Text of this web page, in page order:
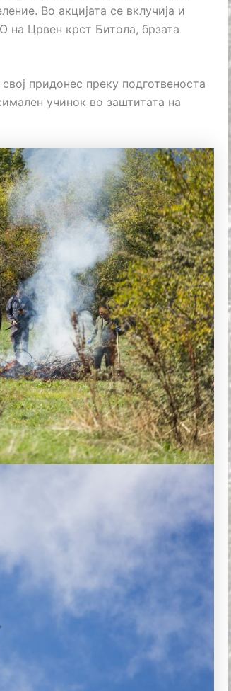
Во акцијата се вклучија и
на Црвен крст Битола, брзата
придонес преку подготвеноста
учинок во заштитата на